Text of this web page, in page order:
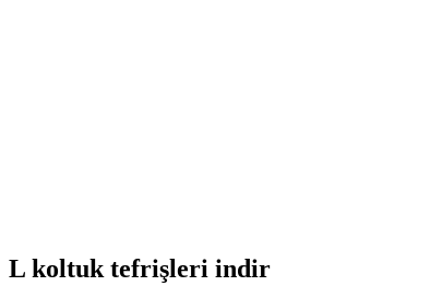
L koltuk tefrişleri indir